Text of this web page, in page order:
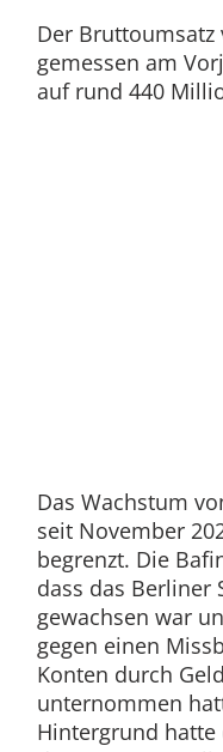
Der Bruttoumsatz
gemessen am
auf rund 440
Das Wachstum
seit November
begrenzt. Die
dass das Berliner
gewachsen war
gegen einen
Konten durch
unternommen
Hintergrund